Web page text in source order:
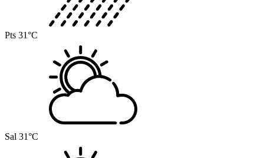
Pts 31°C
Sal 31°C